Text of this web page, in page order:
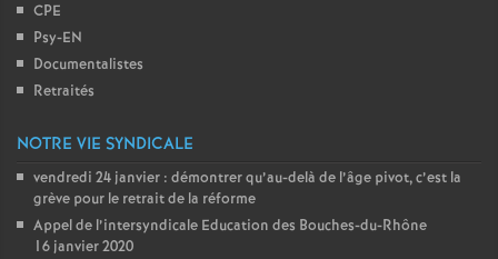
CPE
Psy-EN
Documentalistes
Retraités
NOTRE VIE SYNDICALE
vendredi 24 janvier : démontrer qu’au-delà de l’âge pivot, c’est la
grève pour le retrait de la réforme
Appel de l’intersyndicale Education des Bouches-du-Rhône
16 janvier 2020